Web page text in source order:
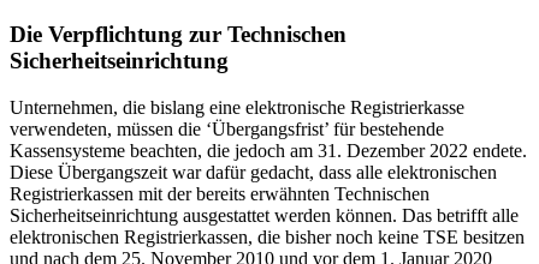
Die Verpflichtung zur Technischen
Sicherheitseinrichtung
Unternehmen, die bislang eine elektronische Registrierkasse
verwendeten, müssen die ‘Übergangsfrist’ für bestehende
Kassensysteme beachten, die jedoch am 31. Dezember 2022 endete.
Diese Übergangszeit war dafür gedacht, dass alle elektronischen
Registrierkassen mit der bereits erwähnten Technischen
Sicherheitseinrichtung ausgestattet werden können. Das betrifft alle
elektronischen Registrierkassen, die bisher noch keine TSE besitzen
und nach dem 25. November 2010 und vor dem 1. Januar 2020